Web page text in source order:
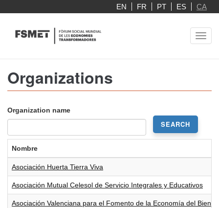
EN FR PT ES CA
Organizations
Organization name
SEARCH
Nombre
Asociación Huerta Tierra Viva
Asociación Mutual Celesol de Servicio Integrales y Educativos
Asociación Valenciana para el Fomento de la Economía del Bien